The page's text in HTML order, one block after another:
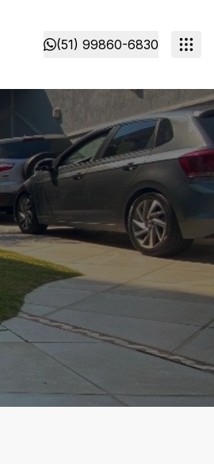
(51) 99860-6830